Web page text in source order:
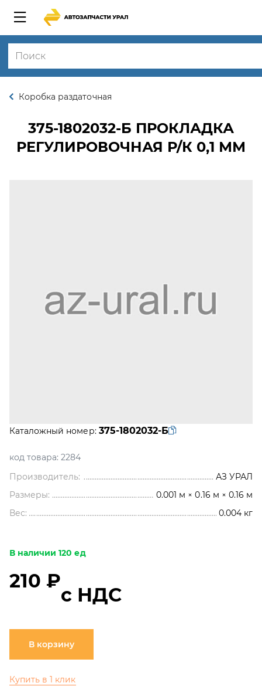
Коробка раздаточная
375-1802032-Б ПРОКЛАДКА
РЕГУЛИРОВОЧНАЯ Р/К 0,1 ММ
Каталожный номер: 375-1802032-Б
код товара: 2284
Производитель:
АЗ УРАЛ
Размеры:
0.001 м × 0.16 м × 0.16 м
Вес:
0.004 кг
В наличии 120 ед
210 ₽
с НДС
В корзину
Купить в 1 клик